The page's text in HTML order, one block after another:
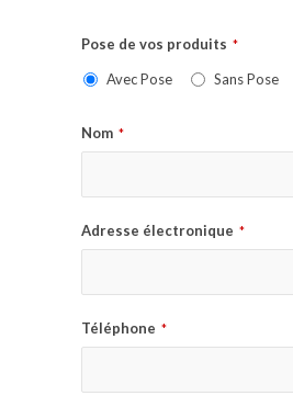
Pose de vos produits *
Avec Pose Sans Pose
Nom *
Adresse électronique *
Téléphone *